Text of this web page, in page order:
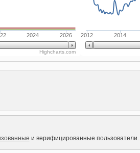
2024 2026
Highcharts.com
2012 2014
и верифицированные пользователи.